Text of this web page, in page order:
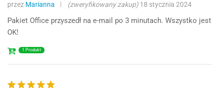
Oceniono
5na 5
przez Marianna (zweryfikowany zakup) 18 stycznia 2024
Pakiet Office przyszedł na e-mail po 3 minutach. Wszystko jest
OK!
1 Produkt